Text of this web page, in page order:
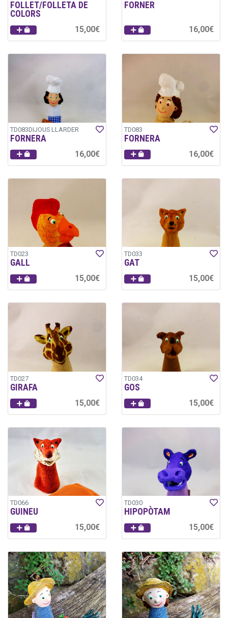
FOLLET/FOLLETA DE
COLORS
15,00€
FORNER
16,00€
TD083DIJOUS LLARDER
FORNERA
16,00€
TD083
FORNERA
16,00€
TD023
GALL
15,00€
TD033
GAT
15,00€
TD027
GIRAFA
15,00€
TD034
GOS
15,00€
TD066
GUINEU
15,00€
TD030
HIPOPÒTAM
15,00€